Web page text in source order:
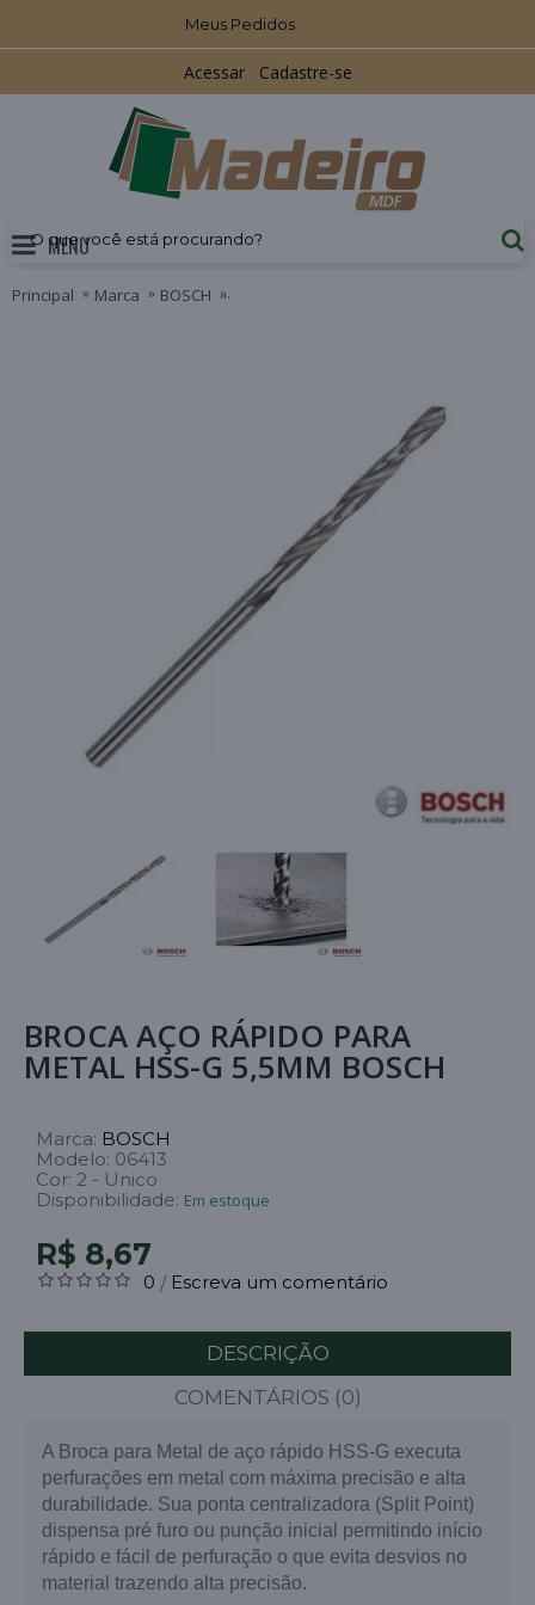
Meus Pedidos
Acessar Cadastre-se
MENU
Principal Marca BOSCH
BROCA AÇO RÁPIDO PARA
METAL HSS-G 5,5MM BOSCH
Marca: BOSCH
Modelo: 06413
Cor: 2 - Unico
Disponibilidade: Em estoque
R$ 8,67
0 / Escreva um comentário
DESCRIÇÃO
COMENTÁRIOS (0)
A Broca para Metal de aço rápido HSS-G executa
perfurações em metal com máxima precisão e alta
durabilidade. Sua ponta centralizadora (Split Point)
dispensa pré furo ou punção inicial permitindo início
rápido e fácil de perfuração o que evita desvios no
material trazendo alta precisão.